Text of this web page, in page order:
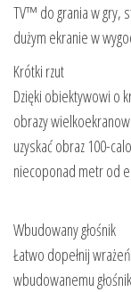
TV™ do grania w gry,
dużym ekranie w
Krótki rzut
Dzięki obiektywowi o
obrazy
uzyskać obraz 100-
niecoponad metr od
Wbudowany głośnik
Łatwo dopełnij
wbudowanemu